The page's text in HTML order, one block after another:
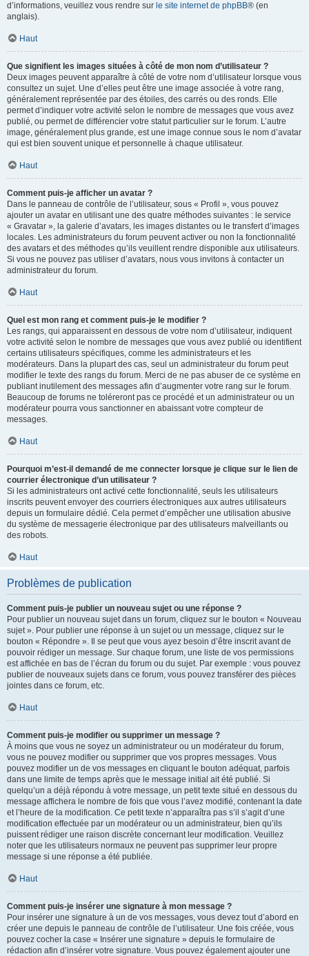
d’informations, veuillez vous rendre sur le site internet de phpBB® (en
anglais).
Haut
Que signifient les images situées à côté de mon nom d’utilisateur ?
Deux images peuvent apparaître à côté de votre nom d’utilisateur lorsque vous
consultez un sujet. Une d’elles peut être une image associée à votre rang,
généralement représentée par des étoiles, des carrés ou des ronds. Elle
permet d’indiquer votre activité selon le nombre de messages que vous avez
publié, ou permet de différencier votre statut particulier sur le forum. L’autre
image, généralement plus grande, est une image connue sous le nom d’avatar
qui est bien souvent unique et personnelle à chaque utilisateur.
Haut
Comment puis-je afficher un avatar ?
Dans le panneau de contrôle de l’utilisateur, sous « Profil », vous pouvez
ajouter un avatar en utilisant une des quatre méthodes suivantes : le service
« Gravatar », la galerie d’avatars, les images distantes ou le transfert d’images
locales. Les administrateurs du forum peuvent activer ou non la fonctionnalité
des avatars et des méthodes qu’ils veuillent rendre disponible aux utilisateurs.
Si vous ne pouvez pas utiliser d’avatars, nous vous invitons à contacter un
administrateur du forum.
Haut
Quel est mon rang et comment puis-je le modifier ?
Les rangs, qui apparaissent en dessous de votre nom d’utilisateur, indiquent
votre activité selon le nombre de messages que vous avez publié ou identifient
certains utilisateurs spécifiques, comme les administrateurs et les
modérateurs. Dans la plupart des cas, seul un administrateur du forum peut
modifier le texte des rangs du forum. Merci de ne pas abuser de ce système en
publiant inutilement des messages afin d’augmenter votre rang sur le forum.
Beaucoup de forums ne toléreront pas ce procédé et un administrateur ou un
modérateur pourra vous sanctionner en abaissant votre compteur de
messages.
Haut
Pourquoi m’est-il demandé de me connecter lorsque je clique sur le lien de
courrier électronique d’un utilisateur ?
Si les administrateurs ont activé cette fonctionnalité, seuls les utilisateurs
inscrits peuvent envoyer des courriers électroniques aux autres utilisateurs
depuis un formulaire dédié. Cela permet d’empêcher une utilisation abusive
du système de messagerie électronique par des utilisateurs malveillants ou
des robots.
Haut
Problèmes de publication
Comment puis-je publier un nouveau sujet ou une réponse ?
Pour publier un nouveau sujet dans un forum, cliquez sur le bouton « Nouveau
sujet ». Pour publier une réponse à un sujet ou un message, cliquez sur le
bouton « Répondre ». Il se peut que vous ayez besoin d’être inscrit avant de
pouvoir rédiger un message. Sur chaque forum, une liste de vos permissions
est affichée en bas de l’écran du forum ou du sujet. Par exemple : vous pouvez
publier de nouveaux sujets dans ce forum, vous pouvez transférer des pièces
jointes dans ce forum, etc.
Haut
Comment puis-je modifier ou supprimer un message ?
À moins que vous ne soyez un administrateur ou un modérateur du forum,
vous ne pouvez modifier ou supprimer que vos propres messages. Vous
pouvez modifier un de vos messages en cliquant le bouton adéquat, parfois
dans une limite de temps après que le message initial ait été publié. Si
quelqu’un a déjà répondu à votre message, un petit texte situé en dessous du
message affichera le nombre de fois que vous l’avez modifié, contenant la date
et l’heure de la modification. Ce petit texte n’apparaîtra pas s’il s’agit d’une
modification effectuée par un modérateur ou un administrateur, bien qu’ils
puissent rédiger une raison discrète concernant leur modification. Veuillez
noter que les utilisateurs normaux ne peuvent pas supprimer leur propre
message si une réponse a été publiée.
Haut
Comment puis-je insérer une signature à mon message ?
Pour insérer une signature à un de vos messages, vous devez tout d’abord en
créer une depuis le panneau de contrôle de l’utilisateur. Une fois créée, vous
pouvez cocher la case « Insérer une signature » depuis le formulaire de
rédaction afin d’insérer votre signature. Vous pouvez également ajouter une